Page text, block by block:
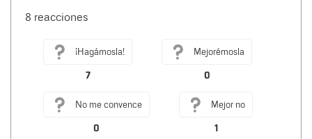
8 reacciones
¡Hagámosla!
7
Mejorémosla
0
No me convence
0
Mejor no
1